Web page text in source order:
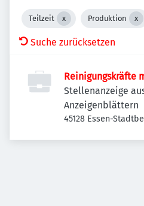
Teilzeit Produktion
Suche zurücksetzen
Reinigungskräfte
Stellenanzeige
Anzeigenblättern
45128 Essen-